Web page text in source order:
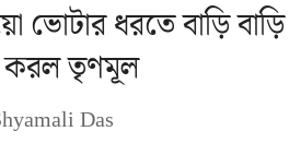
ভোটার ধরতে বাড়ি বাড়ি
করল তৃণমূল
Das